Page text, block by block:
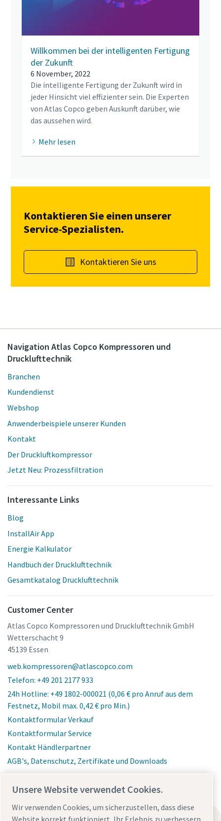
Willkommen bei der intelligenten Fertigung
der Zukunft
6 November, 2022
Die intelligente Fertigung der Zukunft wird in
jeder Hinsicht viel effizienter sein. Die Experten
von Atlas Copco geben Auskunft darüber, wie
das aussehen wird.
Mehr lesen
Kontaktieren Sie einen unserer
Service-Spezialisten.
Kontaktieren Sie uns
Navigation Atlas Copco Kompressoren und
Drucklufttechnik
Branchen
Kundendienst
Webshop
Anwenderbeispiele unserer Kunden
Kontakt
Der Druckluftkompressor
Jetzt Neu: Prozessfiltration
Interessante Links
Blog
InstallAir App
Energie Kalkulator
Handbuch der Drucklufttechnik
Gesamtkatalog Drucklufttechnik
Customer Center
Atlas Copco Kompressoren und Drucklufttechnik GmbH
Wetterschacht 9
45139 Essen
web.kompressoren@atlascopco.com
Telefon: +49 201 2177 933
24h Hotline: +49 1802-000021 (0,06 € pro Anruf aus dem
Festnetz, Mobil max. 0,42 € pro Min.)
Kontaktformular Verkauf
Kontaktformular Service
Kontakt Händlerpartner
AGB's, Datenschutz, Zertifikate und Downloads
Erfahre mehr über
Unsere Website verwendet Cookies.
Wir verwenden Cookies, um sicherzustellen, dass diese